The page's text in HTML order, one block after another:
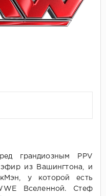
грандиозным PPV
из Вашингтона, и
у которой есть
Вселенной. Стеф